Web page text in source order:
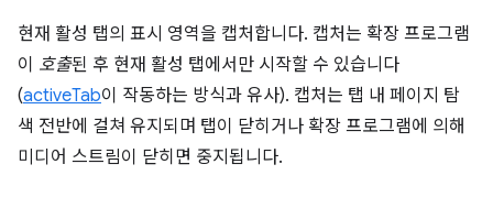
현재 활성 탭의 표시 영역을 캡처합니다. 캡처는 확장 프로그램
이 호출된 후 현재 활성 탭에서만 시작할 수 있습니다
(activeTab이 작동하는 방식과 유사). 캡처는 탭 내 페이지 탐
색 전반에 걸쳐 유지되며 탭이 닫히거나 확장 프로그램에 의해
미디어 스트림이 닫히면 중지됩니다.